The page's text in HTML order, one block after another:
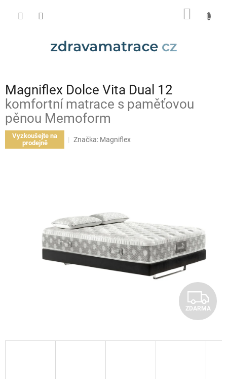
Magniflex Dolce Vita Dual 12
komfortní matrace s paměťovou
pěnou Memoform
Vyzkoušejte na
prodejně
Značka: Magniflex
Z
D
A
ZDARMA